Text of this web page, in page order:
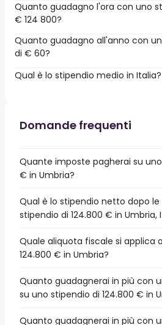
Quanto guadagno l'ora con uno
€ 124 800?
Quanto guadagno all'anno con
di € 60?
Qual è lo stipendio medio in Italia?
Domande frequenti
Quante imposte pagherai su
€ in Umbria?
Qual è lo stipendio netto dopo
stipendio di 124.800 € in Umbria,
Quale aliquota fiscale si applica
124.800 € in Umbria?
Quanto guadagnerai in più con
su uno stipendio di 124.800 € in
Quanto guadagnerai in più con